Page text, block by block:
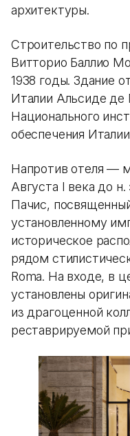
архитектуры.
Строительство по
Витторио Баллио
1938 годы. Здание
Италии Альсиде де
Национального
обеспечения
Напротив отеля —
Августа I века до
Пачис,
установленному
историческое
рядом
Roma. На входе, в
установлены
из драгоценной
реставрируемой